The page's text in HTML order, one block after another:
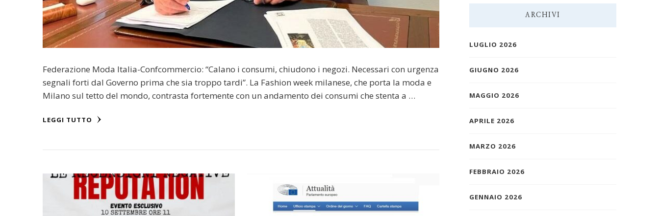
Federazione Moda Italia-Confcommercio: “Calano i consumi, chiudono i negozi. Necessari con urgenza
segnali forti dal Governo prima che sia troppo tardi”. La Fashion week milanese, che porta la moda e
Milano sul tetto del mondo, contrasta fortemente con un andamento dei consumi che stenta a …
LEGGI TUTTO
ARCHIVI
LUGLIO 2026
GIUGNO 2026
MAGGIO 2026
APRILE 2026
MARZO 2026
FEBBRAIO 2026
GENNAIO 2026